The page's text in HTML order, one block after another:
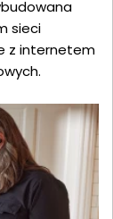
sieci
z internetem